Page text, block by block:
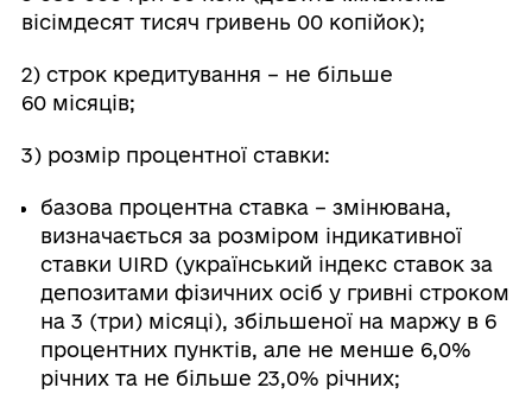
вісімдесят тисяч гривень 00 копійок);
2) строк кредитування – не більше
60 місяців;
3) розмір процентної ставки:
базова процентна ставка – змінювана,
визначається за розміром індикативної
ставки UIRD (український індекс ставок за
депозитами фізичних осіб у гривні строком
на 3 (три) місяці), збільшеної на маржу в 6
процентних пунктів, але не менше 6,0%
річних та не більше 23,0% річних;